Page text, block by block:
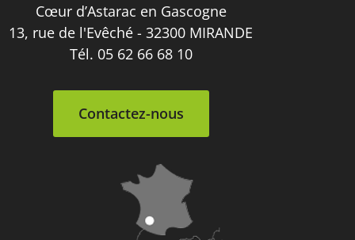
Cœur d’Astarac en Gascogne
13, rue de l'Evêché - 32300 MIRANDE
Tél. 05 62 66 68 10
Contactez-nous